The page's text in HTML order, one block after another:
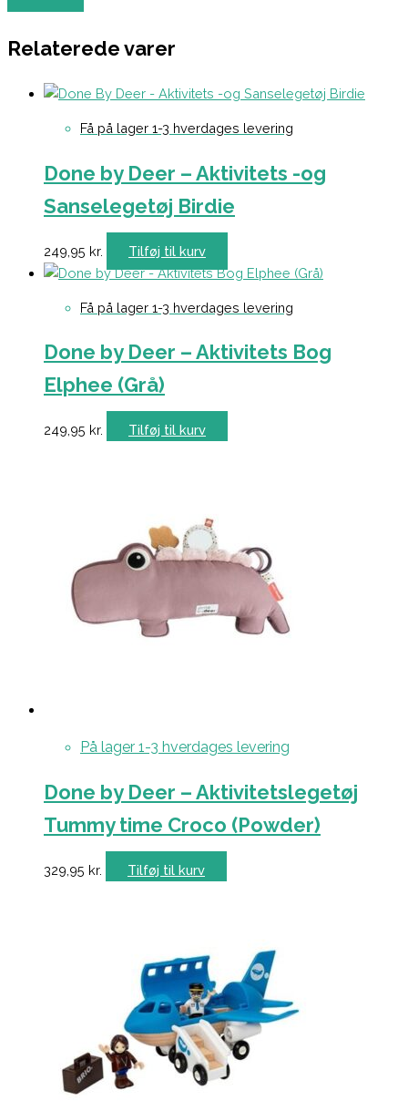
Relaterede varer
Få på lager 1-3 hverdages levering
Done by Deer – Aktivitets -og
Sanselegetøj Birdie
249,95 kr. Tilføj til kurv
Få på lager 1-3 hverdages levering
Done by Deer – Aktivitets Bog
Elphee (Grå)
249,95 kr. Tilføj til kurv
På lager 1-3 hverdages levering
Done by Deer – Aktivitetslegetøj
Tummy time Croco (Powder)
329,95 kr. Tilføj til kurv